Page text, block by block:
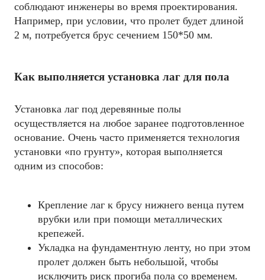
соблюдают инженеры во время проектирования.
Например, при условии, что пролет будет длиной
2 м, потребуется брус сечением 150*50 мм.
Как выполняется установка лаг для пола
Установка лаг под деревянные полы
осуществляется на любое заранее подготовленное
основание. Очень часто применяется технология
установки «по грунту», которая выполняется
одним из способов:
Крепление лаг к брусу нижнего венца путем
врубки или при помощи металлических
крепежей.
Укладка на фундаментную ленту, но при этом
пролет должен быть небольшой, чтобы
исключить риск прогиба пола со временем.